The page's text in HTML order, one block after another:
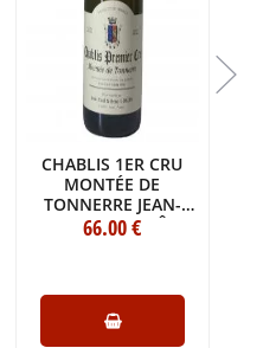
CHABLIS 1ER CRU
MONTÉE DE
TONNERRE JEAN-
PAUL & BENOÎT
66.00€